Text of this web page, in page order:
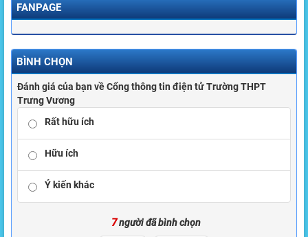
FANPAGE
BÌNH CHỌN
Đánh giá của bạn về Cổng thông tin điện tử Trường THPT
Trưng Vương
Rất hữu ích
Hữu ích
Ý kiến khác
7người đã bình chọn